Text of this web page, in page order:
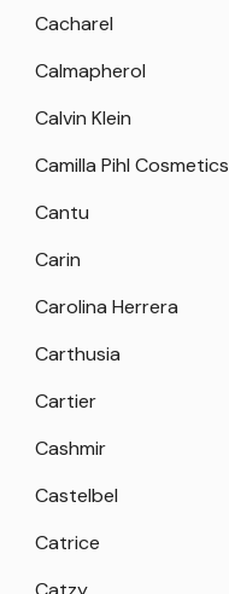
Cacharel
Calmapherol
Calvin Klein
Camilla Pihl Cosmetics
Cantu
Carin
Carolina Herrera
Carthusia
Cartier
Cashmir
Castelbel
Catrice